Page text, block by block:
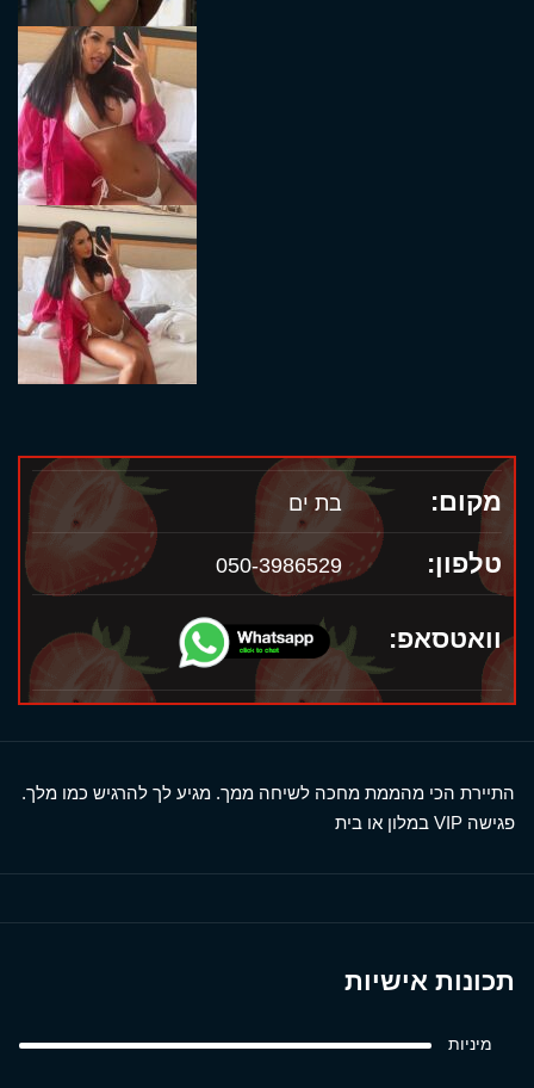
מקום: בת ים
טלפון: 050-3986529
וואטסאפ:
התיירת הכי מהממת מחכה לשיחה ממך. מגיע לך להרגיש כמו מלך.
פגישה VIP במלון או בית
תכונות אישיות
מיניות